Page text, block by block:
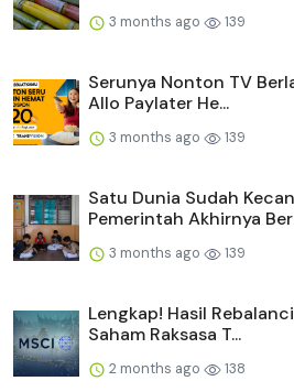
3 months ago 139
Serunya Nonton TV
Allo Paylater He...
3 months ago 139
Satu Dunia Sudah
Pemerintah Akhirnya
3 months ago 139
Lengkap! Hasil
Saham Raksasa T...
2 months ago 138